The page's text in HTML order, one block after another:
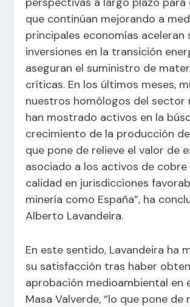
que continúan mejorando a
principales economías aceleran
inversiones en la transición
aseguran el suministro de
críticas. En los últimos meses,
nuestros homólogos del sector
han mostrado activos en la
crecimiento de la producción
que pone de relieve el valor de
asociado a los activos de
calidad en jurisdicciones
minería como España”, ha
Alberto Lavandeira.
En este sentido, Lavandeira ha
su satisfacción tras haber
aprobación medioambiental en
Masa Valverde, “lo que pone de